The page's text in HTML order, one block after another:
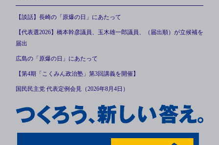
【談話】長崎の「原爆の日」にあたって
【代表選2026】橋本幹彦議員、玉木雄一郎議員、（届出順）が立候補を
届出
広島の「原爆の日」にあたって
【第4期「こくみん政治塾」第3回講義を開催】
国民民主党 代表定例会見（2026年8月4日）